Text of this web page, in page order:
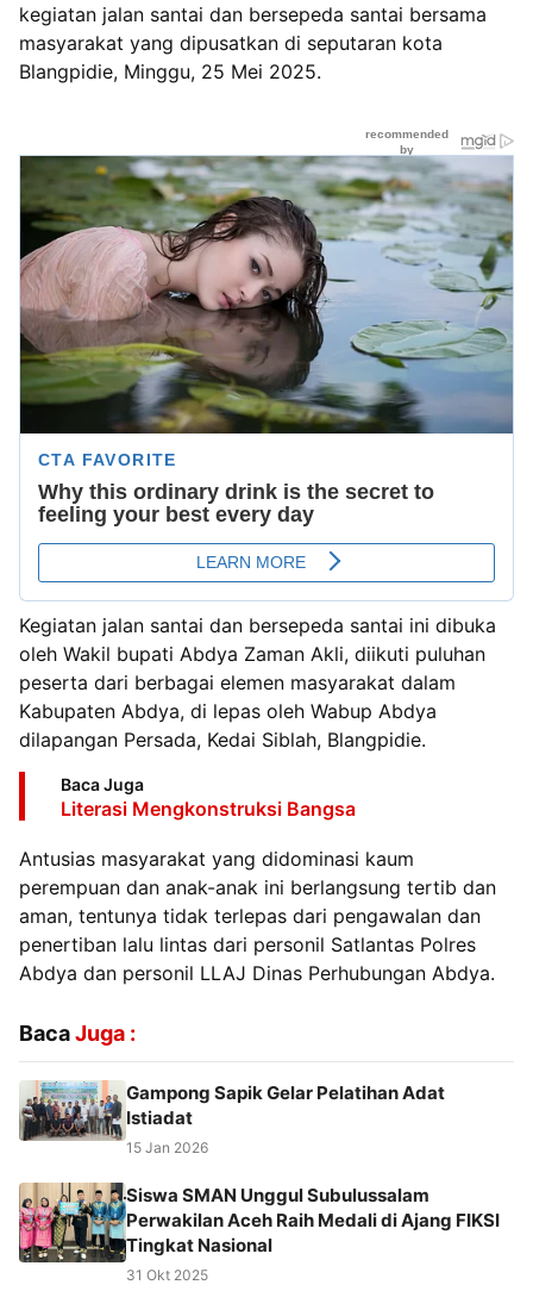
kegiatan jalan santai dan bersepeda santai bersama
masyarakat yang dipusatkan di seputaran kota
Blangpidie, Minggu, 25 Mei 2025.
Kegiatan jalan santai dan bersepeda santai ini dibuka
oleh Wakil bupati Abdya Zaman Akli, diikuti puluhan
peserta dari berbagai elemen masyarakat dalam
Kabupaten Abdya, di lepas oleh Wabup Abdya
dilapangan Persada, Kedai Siblah, Blangpidie.
Baca Juga
Literasi Mengkonstruksi Bangsa
Antusias masyarakat yang didominasi kaum
perempuan dan anak-anak ini berlangsung tertib dan
aman, tentunya tidak terlepas dari pengawalan dan
penertiban lalu lintas dari personil Satlantas Polres
Abdya dan personil LLAJ Dinas Perhubungan Abdya.
BacaJuga :
Gampong Sapik Gelar Pelatihan Adat
Istiadat
15 Jan 2026
Siswa SMAN Unggul Subulussalam
Perwakilan Aceh Raih Medali di Ajang FIKSI
Tingkat Nasional
31 Okt 2025